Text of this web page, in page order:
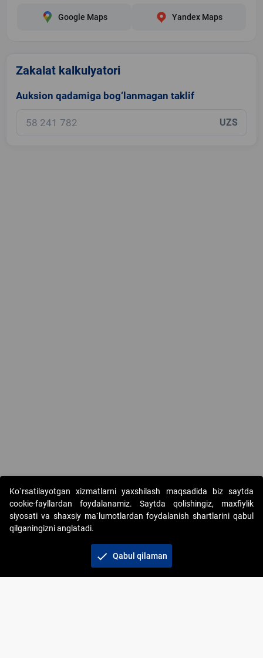
Google Maps Yandex Maps
Zakalat kalkulyatori
Auksion qadamiga bog‘lanmagan taklif
UZS
Copyright © 2017-2026. "Elektron onlayn-auksionlarni
tashkil etish" AJ. Barcha huquqlar himoyalangan
Ko`rsatilayotgan xizmatlarni yaxshilash maqsadida biz saytda
cookie-fayllardan foydalanamiz. Saytda qolishingiz, maxfiylik
siyosati va shaxsiy ma`lumotlardan foydalanish shartlarini qabul
qilganingizni anglatadi.
check Qabul qilaman